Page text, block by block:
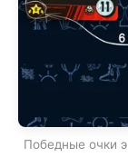
Победные очки